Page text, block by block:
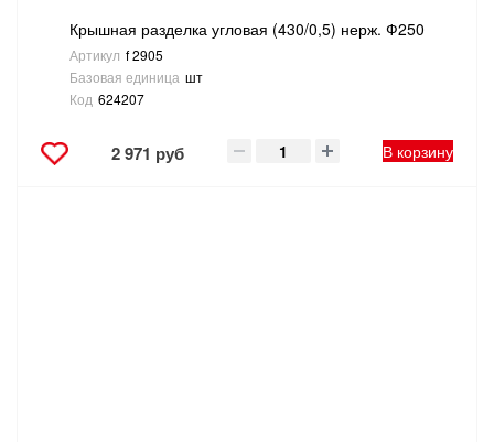
Крышная разделка угловая (430/0,5) нерж. Ф250
Артикул f 2905
Базовая единица шт
Код 624207
2 971 руб В корзину